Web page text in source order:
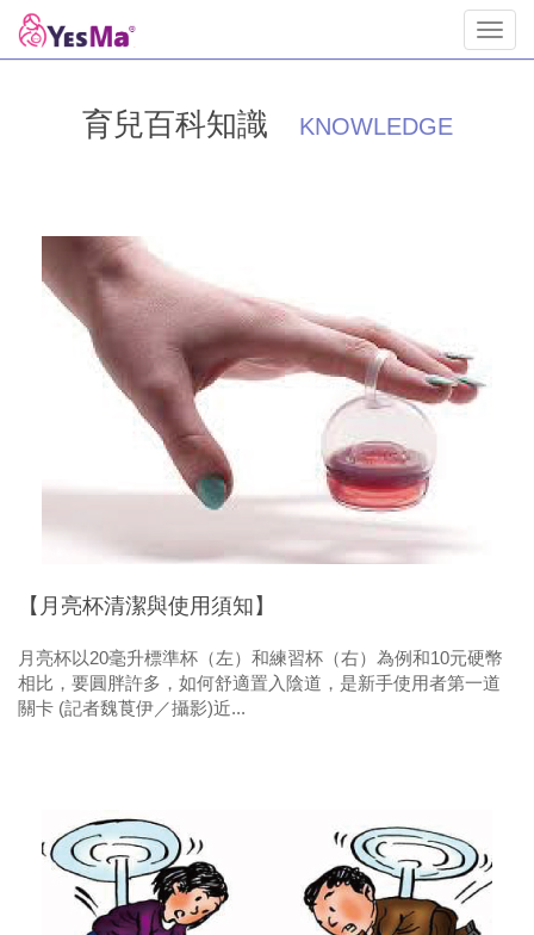
育兒百科知識 KNOWLEDGE
【月亮杯清潔與使用須知】
月亮杯以20毫升標準杯（左）和練習杯（右）為例和10元硬幣
相比，要圓胖許多，如何舒適置入陰道，是新手使用者第一道
關卡 (記者魏莨伊／攝影)近...